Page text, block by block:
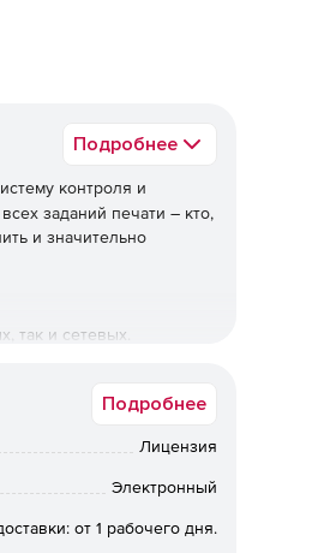
Подробнее
контроля и
заданий печати – кто,
и значительно
так и сетевых.
принтеров.
Подробнее
Лицензия
Электронный
от 1 рабочего дня.